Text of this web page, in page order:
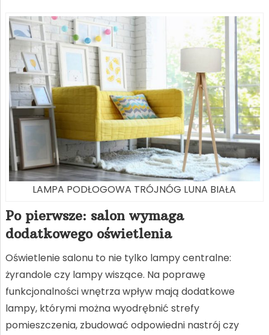
LAMPA PODŁOGOWA TRÓJNÓG LUNA BIAŁA
Po pierwsze: salon wymaga
dodatkowego oświetlenia
Oświetlenie salonu to nie tylko lampy centralne:
żyrandole czy lampy wiszące. Na poprawę
funkcjonalności wnętrza wpływ mają dodatkowe
lampy, którymi można wyodrębnić strefy
pomieszczenia, zbudować odpowiedni nastrój czy